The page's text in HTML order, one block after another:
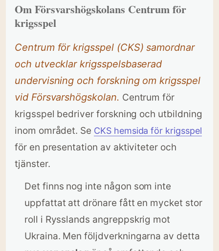
Om Försvarshögskolans Centrum för
krigsspel
Centrum för krigsspel (CKS) samordnar
och utvecklar krigsspelsbaserad
undervisning och forskning om krigsspel
vid Försvarshögskolan. Centrum för
krigsspel bedriver forskning och utbildning
inom området. Se CKS hemsida för krigsspel
för en presentation av aktiviteter och
tjänster.
Det finns nog inte någon som inte
uppfattat att drönare fått en mycket stor
roll i Rysslands angreppskrig mot
Ukraina. Men följdverkningarna av detta